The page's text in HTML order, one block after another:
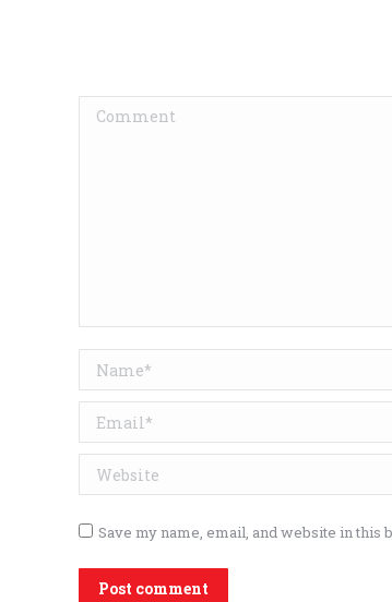
Comment
Name *
Email *
Website
Save my name, email, and website in
Post comment